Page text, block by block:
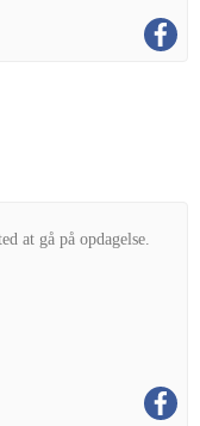
at gå på opdagelse.